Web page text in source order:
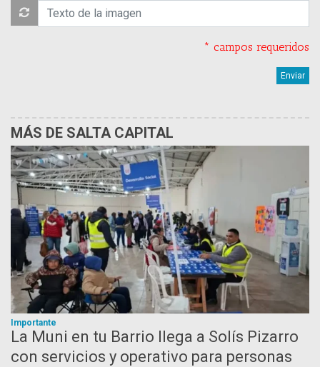
* campos requeridos
MÁS DE SALTA CAPITAL
Importante
La Muni en tu Barrio llega a Solís Pizarro
con servicios y operativo para personas